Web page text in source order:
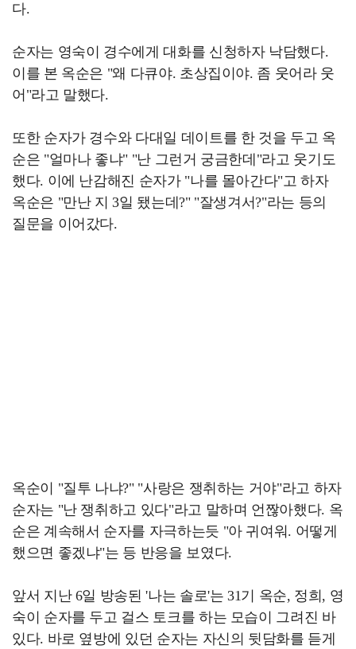
다.
순자는 영숙이 경수에게 대화를 신청하자 낙담했다.
이를 본 옥순은 "왜 다큐야. 초상집이야. 좀 웃어라 웃
어"라고 말했다.
또한 순자가 경수와 다대일 데이트를 한 것을 두고 옥
순은 "얼마나 좋냐" "난 그런거 궁금한데"라고 웃기도
했다. 이에 난감해진 순자가 "나를 몰아간다"고 하자
옥순은 "만난 지 3일 됐는데?" "잘생겨서?"라는 등의
질문을 이어갔다.
옥순이 "질투 나냐?" "사랑은 쟁취하는 거야"라고 하자
순자는 "난 쟁취하고 있다"라고 말하며 언짢아했다. 옥
순은 계속해서 순자를 자극하는듯 "아 귀여워. 어떻게
했으면 좋겠냐"는 등 반응을 보였다.
앞서 지난 6일 방송된 '나는 솔로'는 31기 옥순, 정희, 영
숙이 순자를 두고 걸스 토크를 하는 모습이 그려진 바
있다. 바로 옆방에 있던 순자는 자신의 뒷담화를 듣게